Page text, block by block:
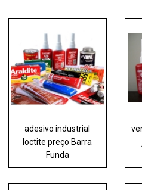
adesivo industrial
loctite preço Barra
Funda